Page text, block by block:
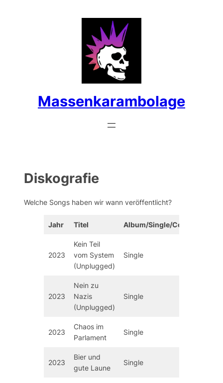
Massenkarambolage
Diskografie
Welche Songs haben wir wann veröffentlicht?
Jahr Titel Album/Single/Cover
2023
Kein Teil
vom System
(Unplugged)
Single
2023
Nein zu
Nazis
(Unplugged)
Single
2023
Chaos im
Parlament
Single
2023
Bier und
gute Laune
Single